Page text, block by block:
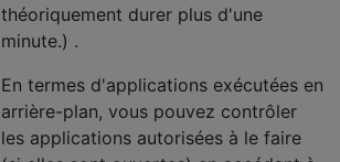
théoriquement durer plus d'une
minute.) .
En termes d'applications exécutées en
arrière-plan, vous pouvez contrôler
les applications autorisées à le faire